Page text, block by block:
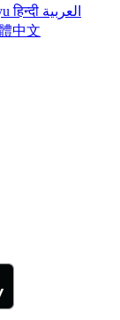
हिन्दी العربية
中文